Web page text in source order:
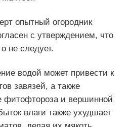
опытный огородник
с утверждением, что
не следует.
водой может привести к
завязей, а также
фитофтороза и вершинной
влаги также ухудшает